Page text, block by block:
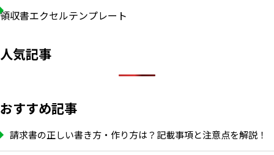
領収書エクセルテンプレート
人気記事
おすすめ記事
請求書の正しい書き方・作り方は？記載事項と注意点を解説！